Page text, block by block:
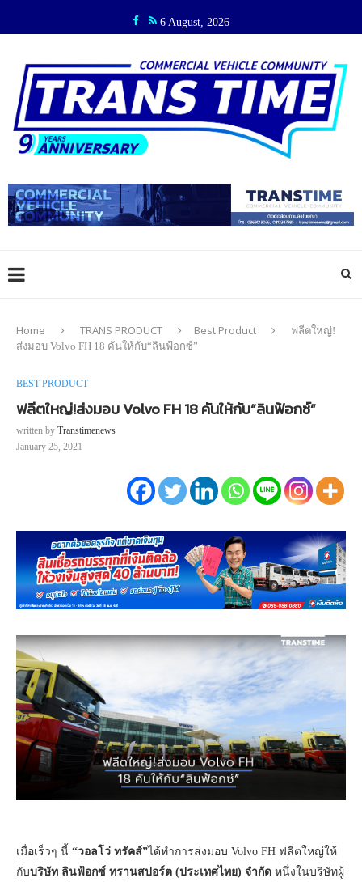
6 August, 2026
Home TRANS PRODUCT Best Product
ฟลีตใหญ่!
ส่งมอบ Volvo FH 18 คันให้กับ“ลินฟ้อกซ์”
BEST PRODUCT
ฟลีตใหญ่!ส่งมอบ Volvo FH 18 คันให้กับ“ลินฟ้อกซ์”
written by Transtimenews
January 25, 2021
เมื่อเร็วๆ นี้ “วอลโว่ ทรัคส์”ได้ทำการส่งมอบ Volvo FH ฟลีตใหญ่ให้
กับบริษัท ลินฟ้อกซ์ ทรานสปอร์ต (ประเทศไทย) จำกัด หนึ่งในบริษัทผู้